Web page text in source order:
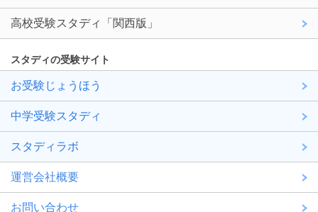
高校受験スタディ「関西版」
スタディの受験サイト
お受験じょうほう
中学受験スタディ
スタディラボ
運営会社概要
お問い合わせ